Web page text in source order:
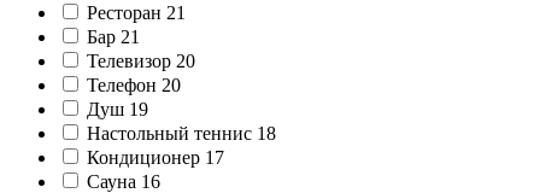
Ресторан 21
Бар 21
Телевизор 20
Телефон 20
Душ 19
Настольный теннис 18
Кондиционер 17
Сауна 16